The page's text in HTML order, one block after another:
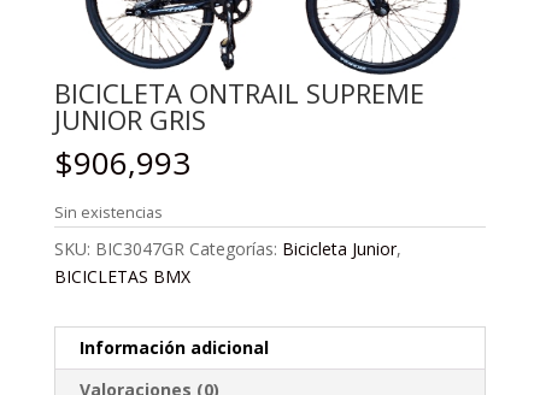
BICICLETA ONTRAIL SUPREME
JUNIOR GRIS
$906,993
Sin existencias
SKU: BIC3047GR Categorías: Bicicleta Junior,
BICICLETAS BMX
Información adicional
Valoraciones (0)